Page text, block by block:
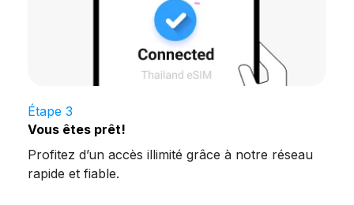
Étape 3
Vous êtes prêt!
Profitez d’un accès illimité grâce à notre réseau
rapide et fiable.